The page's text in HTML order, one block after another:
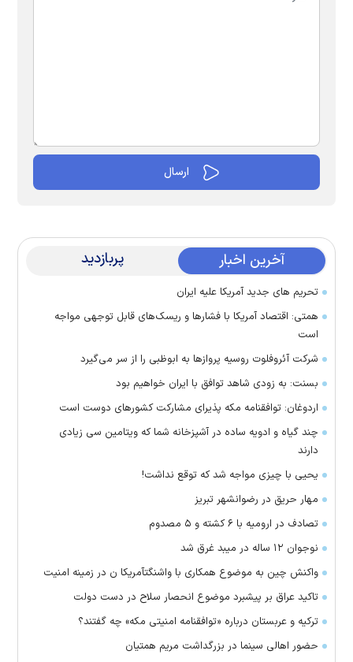
آخرین اخبار پربازدید
تحریم های جدید آمریکا علیه ایران
همتی: اقتصاد آمریکا با فشارها و ریسک‌های قابل توجهی مواجه
است
شرکت آئروفلوت روسیه پرواز‌ها به ابوظبی را از سر می‌گیرد
بسنت: به زودی شاهد توافق با ایران خواهیم بود
اردوغان: توافقنامه مکه پذیرای مشارکت کشور‌های دوست است
چند گیاه و ادویه ساده در آشپزخانه شما که ویتامین سی زیادی
دارند
یحیی با چیزی مواجه شد که توقع نداشت!
مهار حریق در رضوانشهر تبریز
تصادف در ارومیه با ۶ کشته و ۵ مصدوم
نوجوان ۱۲ ساله در میبد غرق شد
واکنش چین به موضوع همکاری با واشنگتآمریکا ن در زمینه امنیت
تاکید عراق بر پیشبرد موضوع انحصار سلاح در دست دولت
ترکیه و عربستان درباره «توافقنامه امنیتی مکه» چه گفتند؟
حضور اهالی سینما در بزرگداشت مریم همتیان